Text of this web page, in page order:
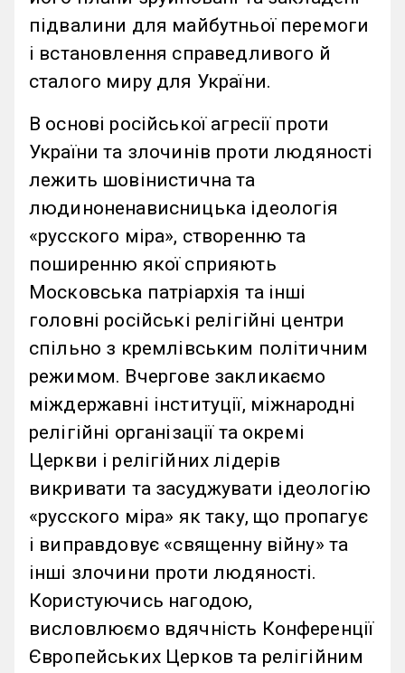
підвалини для майбутньої перемоги
і встановлення справедливого й
сталого миру для України.
В основі російської агресії проти
України та злочинів проти людяності
лежить шовінистична та
людиноненависницька ідеологія
«русского міра», створенню та
поширенню якої сприяють
Московська патріархія та інші
головні російські релігійні центри
спільно з кремлівським політичним
режимом. Вчергове закликаємо
міждержавні інституції, міжнародні
релігійні організації та окремі
Церкви і релігійних лідерів
викривати та засуджувати ідеологію
«русского міра» як таку, що пропагує
і виправдовує «священну війну» та
інші злочини проти людяності.
Користуючись нагодою,
висловлюємо вдячність Конференції
Європейських Церков та релігійним